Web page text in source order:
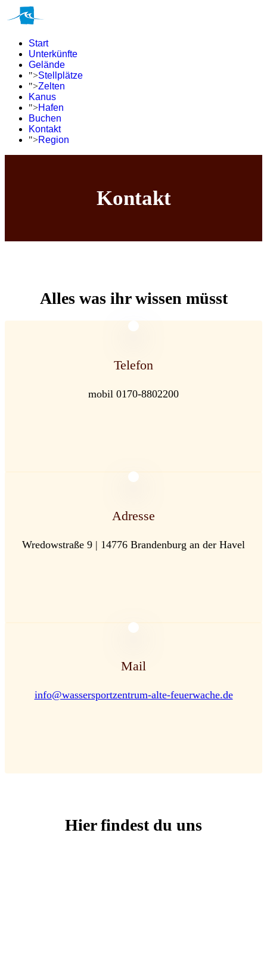
Start
Unterkünfte
Gelände
">Stellplätze
">Zelten
Kanus
">Hafen
Buchen
Kontakt
">Region
Kontakt
Alles was ihr wissen müsst
Telefon
mobil 0170-8802200
Adresse
Wredowstraße 9 | 14776 Brandenburg an der Havel
Mail
info@wassersportzentrum-alte-feuerwache.de
Hier findest du uns